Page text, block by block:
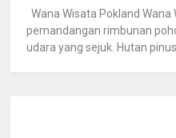
Wana Wisata Pokland
pemandangan rimbunan
udara yang sejuk. Hutan pinus